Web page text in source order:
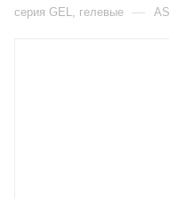
серия GEL, гелевые —